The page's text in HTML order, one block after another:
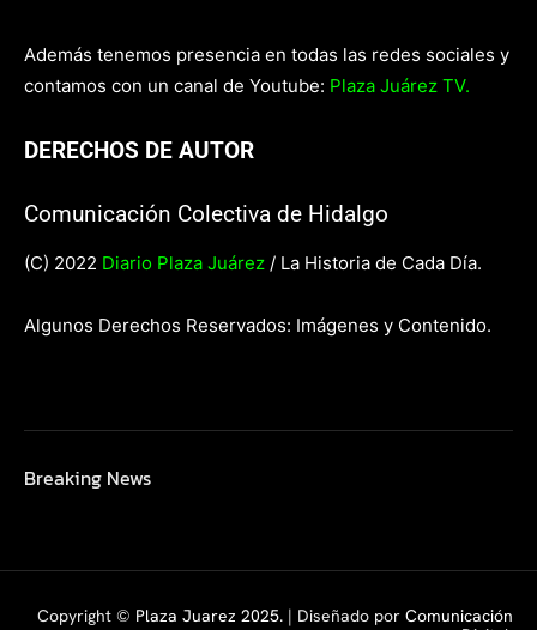
Además tenemos presencia en todas las redes sociales y
contamos con un canal de Youtube: Plaza Juárez TV.
DERECHOS DE AUTOR
Comunicación Colectiva de Hidalgo
(C) 2022 Diario Plaza Juárez / La Historia de Cada Día.
Algunos Derechos Reservados: Imágenes y Contenido.
Breaking News
Copyright © Plaza Juarez 2025. | Diseñado por Comunicación